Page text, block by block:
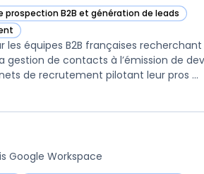
prospection B2B et génération de leads
dans cette catégorie
équipes B2B françaises recherchant
de contacts à l’émission de
de recrutement pilotant leur pros ...
Google Workspace